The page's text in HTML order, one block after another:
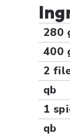
280
400
2
qb
1
qb